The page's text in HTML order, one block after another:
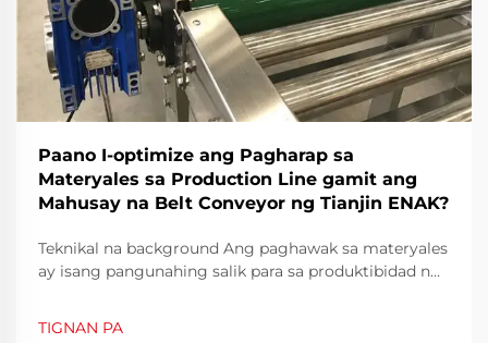
Paano I-optimize ang Pagharap sa
Materyales sa Production Line gamit ang
Mahusay na Belt Conveyor ng Tianjin ENAK?
Teknikal na background Ang paghawak sa materyales
ay isang pangunahing salik para sa produktibidad ng
TIGNAN PA